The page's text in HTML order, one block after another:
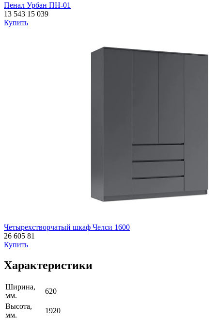
Пенал Урбан ПН-01
13 543 15 039
Купить
Четырехстворчатый шкаф Челси 1600
26 605 81
Купить
Характеристики
Ширина,
мм.
620
Высота,
мм.
1920